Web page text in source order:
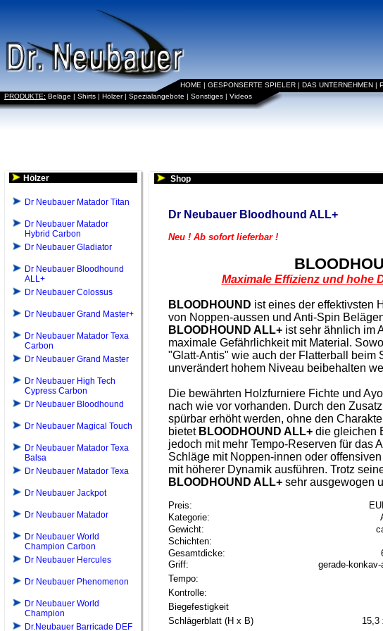
HOME | GESPONSERTE SPIELER | DAS UNTERNEHMEN |
PRODUKTE: Beläge | Shirts | Hölzer| Spezialangebote | Sonstiges | Videos
Hölzer
Dr Neubauer Matador Titan
Dr Neubauer Matador
Hybrid Carbon
Dr Neubauer Gladiator
Dr Neubauer Bloodhound
ALL+
Dr Neubauer Colossus
Dr Neubauer Grand Master+
Dr Neubauer Matador Texa
Carbon
Dr Neubauer Grand Master
Dr Neubauer High Tech
Cypress Carbon
Dr Neubauer Bloodhound
Dr Neubauer Magical Touch
Dr Neubauer Matador Texa
Balsa
Dr Neubauer Matador Texa
Dr Neubauer Jackpot
Dr Neubauer Matador
Dr Neubauer World
Champion Carbon
Dr Neubauer Hercules
Dr Neubauer Phenomenon
Dr Neubauer World
Champion
Dr.Neubauer Barricade DEF
Shop
Dr Neubauer Bloodhound ALL+
Neu ! Ab sofort lieferbar !
Maximale Effizienz und hohe
BLOODHOUND ist eines der effektivsten
von Noppen-aussen und Anti-Spin
BLOODHOUND ALL+ ist sehr ähnlich im
maximale Gefährlichkeit mit Material.
"Glatt-Antis" wie auch der Flatterball beim
unverändert hohem Niveau beibehalten
Die bewährten Holzfurniere Fichte und
nach wie vor vorhanden. Durch den
spürbar erhöht werden, ohne den
bietet BLOODHOUND ALL+ die gleichen
jedoch mit mehr Tempo-Reserven für das
Schläge mit Noppen-innen oder
mit höherer Dynamik ausführen. Trotz
BLOODHOUND ALL+ sehr ausgewogen
Preis:
Kategorie:
Gewicht:
Schichten:
Gesamtdicke:
Griff:
gerade-
Tempo:
Kontrolle:
Biegefestigkeit
Schlägerblatt (H x B)
15,3